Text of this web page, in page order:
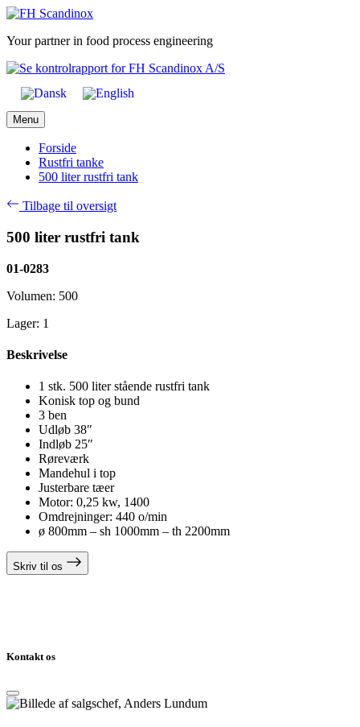
Skip
content
Your partner in food process engineering
Menu
Forside
Rustfri tanke
500 liter rustfri tank
Tilbage til oversigt
500 liter rustfri tank
01-0283
Volumen: 500
Lager: 1
Beskrivelse
1 stk. 500 liter stående rustfri tank
Konisk top og bund
3 ben
Udløb 38″
Indløb 25″
Røreværk
Mandehul i top
Justerbare tæer
Motor: 0,25 kw, 1400
Omdrejninger: 440 o/min
ø 800mm – sh 1000mm – th 2200mm
Skriv til os
Kontakt os